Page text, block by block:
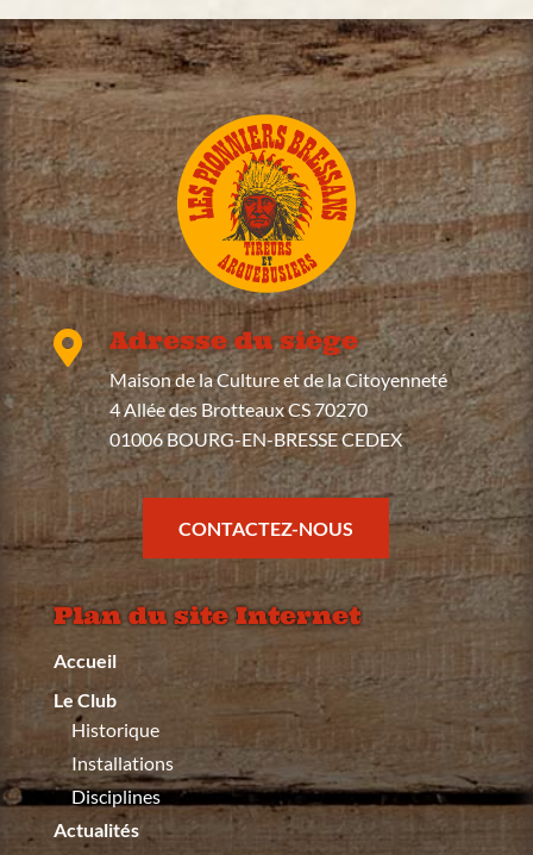
 Adresse du siège
Maison de la Culture et de la Citoyenneté
4 Allée des Brotteaux CS 70270
01006 BOURG-EN-BRESSE CEDEX
CONTACTEZ-NOUS
Plan du site Internet
Accueil
Le Club
Historique
Installations
Disciplines
Actualités